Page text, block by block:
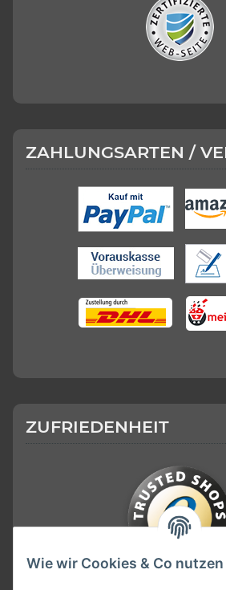
ZAHLUNGSARTEN /
ZUFRIEDENHEIT
Wie wir Cookies & Co nutzen